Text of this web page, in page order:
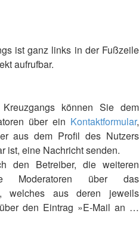
ist ganz links in der Fußzeile
aufrufbar.
können Sie dem
über ein Kontaktformular,
aus dem Profil des Nutzers
ist, eine Nachricht senden.
den Betreiber, die weiteren
Moderatoren über das
welches aus deren jeweils
den Eintrag »E-Mail an …